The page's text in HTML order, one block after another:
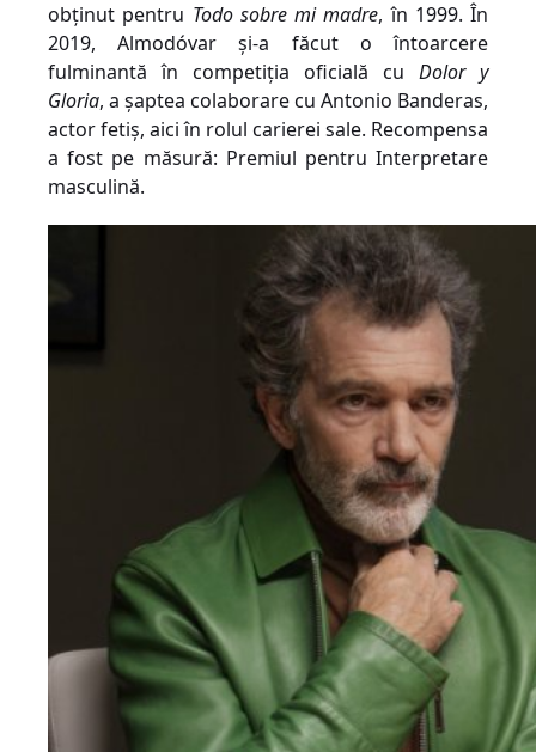
obținut pentru Todo sobre mi madre, în 1999. În
2019, Almodóvar și-a făcut o întoarcere
fulminantă în competiția oficială cu Dolor y
Gloria, a șaptea colaborare cu Antonio Banderas,
actor fetiș, aici în rolul carierei sale. Recompensa
a fost pe măsură: Premiul pentru Interpretare
masculină.